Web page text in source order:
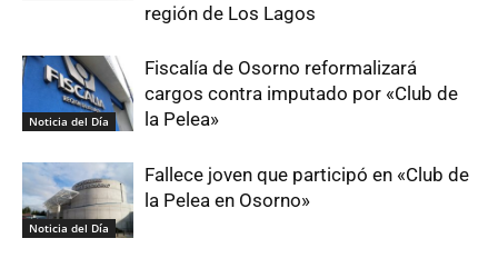
región de Los Lagos
Noticia del Día
Fiscalía de Osorno reformalizará
cargos contra imputado por «Club de
la Pelea»
Noticia del Día
Fallece joven que participó en «Club de
la Pelea en Osorno»